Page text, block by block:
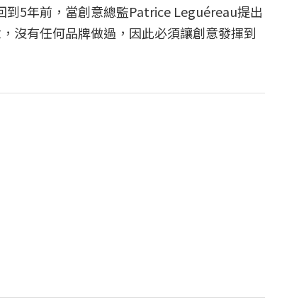
到5年前，當創意總監Patrice Leguéreau提出
沒有任何品牌做過，因此必須讓創意發揮到